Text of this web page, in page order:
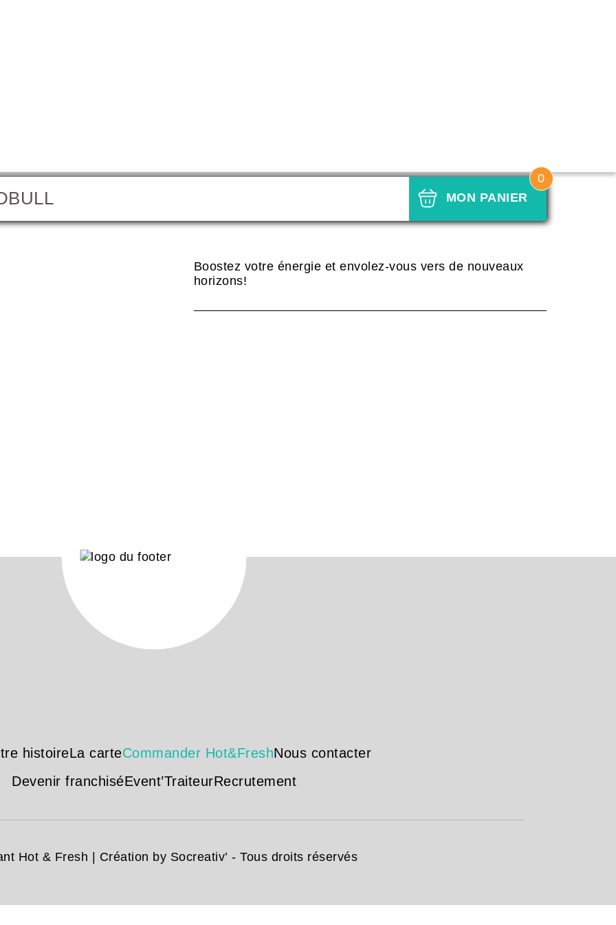
MON PANIER
0
Boostez votre énergie et envolez-vous vers de nouveaux
horizons!
histoireLa carteCommander Hot&FreshNous contacter
Devenir franchiséEvent’TraiteurRecrutement
Hot & Fresh | Création by Socreativ’ - Tous droits réservés